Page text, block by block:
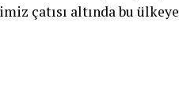
çatısı altında bu ülkeye